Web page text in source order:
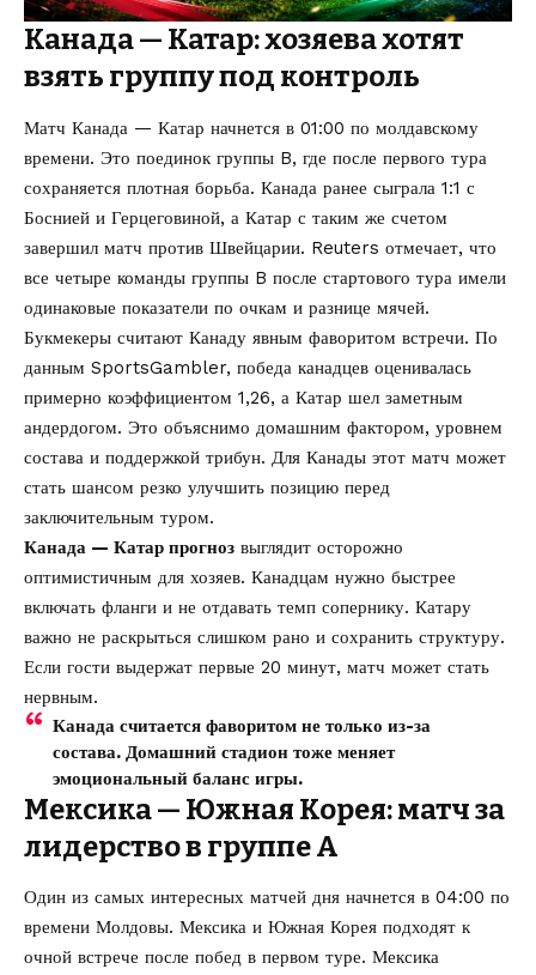
Канада — Катар: хозяева хотят
взять группу под контроль
Матч Канада — Катар начнется в 01:00 по молдавскому
времени. Это поединок группы B, где после первого тура
сохраняется плотная борьба. Канада ранее сыграла 1:1 с
Боснией и Герцеговиной, а Катар с таким же счетом
завершил матч против Швейцарии. Reuters отмечает, что
все четыре команды группы B после стартового тура имели
одинаковые показатели по очкам и разнице мячей.
Букмекеры считают Канаду явным фаворитом встречи. По
данным SportsGambler, победа канадцев оценивалась
примерно коэффициентом 1,26, а Катар шел заметным
андердогом. Это объяснимо домашним фактором, уровнем
состава и поддержкой трибун. Для Канады этот матч может
стать шансом резко улучшить позицию перед
заключительным туром.
Канада — Катар прогноз выглядит осторожно
оптимистичным для хозяев. Канадцам нужно быстрее
включать фланги и не отдавать темп сопернику. Катару
важно не раскрыться слишком рано и сохранить структуру.
Если гости выдержат первые 20 минут, матч может стать
нервным.
Канада считается фаворитом не только из-за
состава. Домашний стадион тоже меняет
эмоциональный баланс игры.
Мексика — Южная Корея: матч за
лидерство в группе A
Один из самых интересных матчей дня начнется в 04:00 по
времени Молдовы. Мексика и Южная Корея подходят к
очной встрече после побед в первом туре. Мексика